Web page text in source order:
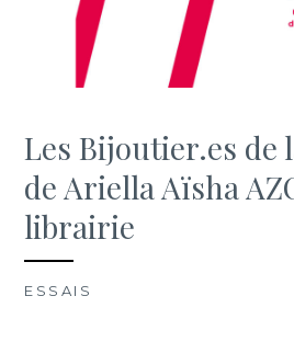
Les Bijoutier.es de
de Ariella Aïsha
librairie
ESSAIS